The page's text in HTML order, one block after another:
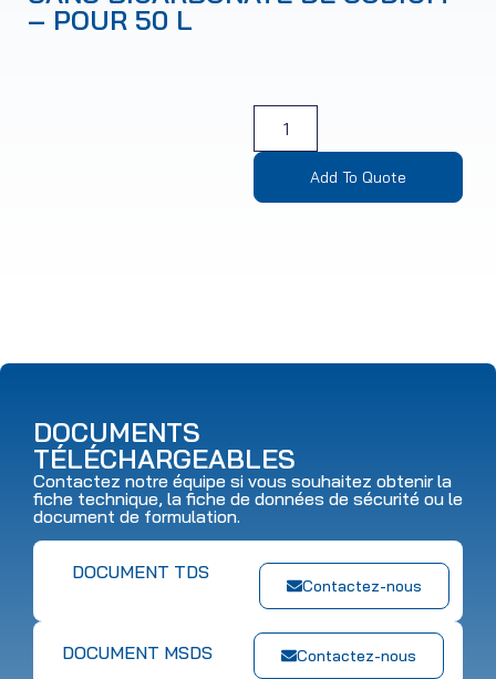
– POUR 50 L
Add To Quote
DOCUMENTS
TÉLÉCHARGEABLES
Contactez notre équipe si vous souhaitez obtenir la
fiche technique, la fiche de données de sécurité ou le
document de formulation.
Contactez-nous
DOCUMENT TDS
Contactez-nous
DOCUMENT MSDS